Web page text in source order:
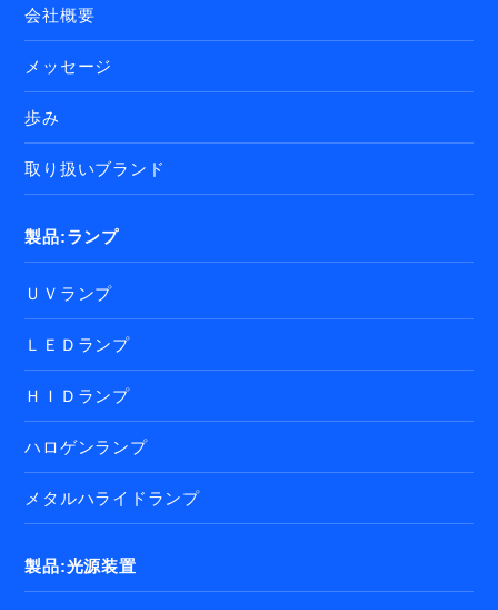
会社概要
メッセージ
歩み
取り扱いブランド
製品:ランプ
ＵＶランプ
ＬＥＤランプ
ＨＩＤランプ
ハロゲンランプ
メタルハライドランプ
製品:光源装置